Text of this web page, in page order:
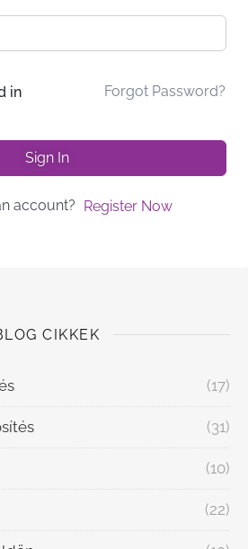
in Forgot Password?
Sign In
account? Register Now
CIKKEK
(17)
(31)
(10)
(22)